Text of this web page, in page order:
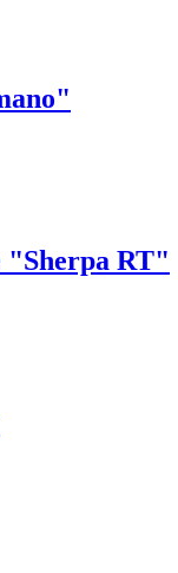
"Sherpa RT"